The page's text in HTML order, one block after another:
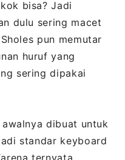
bisa? Jadi
dulu sering macet
pun memutar
huruf yang
sering dipakai
dibuat untuk
standar keyboard
ternyata,